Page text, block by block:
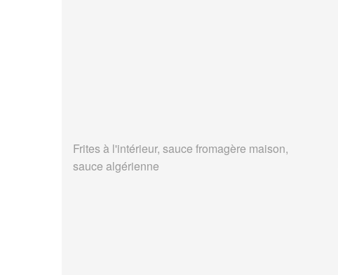
Frites à l'intérieur, sauce fromagère maison,
sauce algérienne